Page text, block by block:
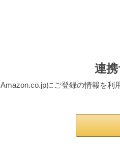
連
Amazon.co.jpにご登録の情報を利